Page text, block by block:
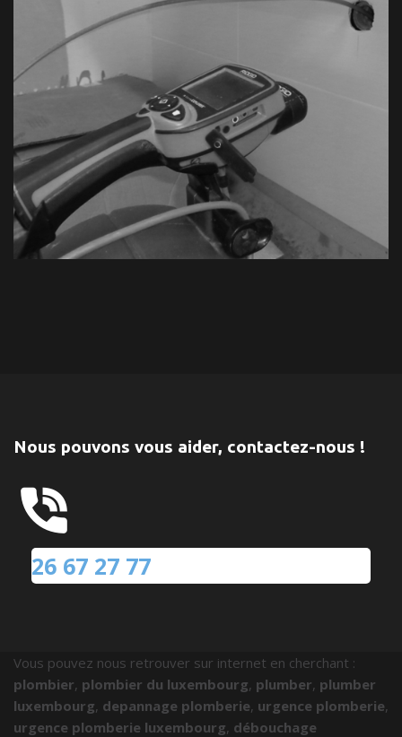
Nous pouvons vous aider, contactez-nous !
26 67 27 77
Vous pouvez nous retrouver sur internet en cherchant :
plombier, plombier du luxembourg, plumber, plumber
luxembourg, depannage plomberie, urgence plomberie,
urgence plomberie luxembourg, débouchage